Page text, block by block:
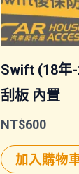
Swift (18年
刮板 內置
NT$600
加入購物